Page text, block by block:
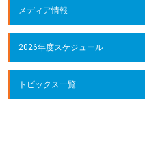
メディア情報
2026年度スケジュール
トピックス一覧